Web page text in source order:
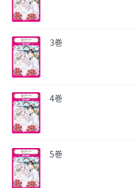
3巻
4巻
5巻